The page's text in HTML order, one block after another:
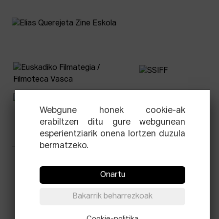
Tabakalera · Andre zigarrogileak plaza, 1
Webgune honek cookie-ak
erabiltzen ditu gure webgunean
esperientziarik onena lortzen duzula
bermatzeko.
Onartu
Bakarrik beharrezkoak